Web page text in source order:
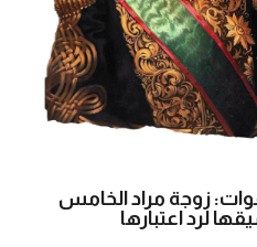
زوجة مراد الخامس
لرد اعتبارها